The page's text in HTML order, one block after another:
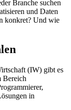
Branche suchen
und Daten
konkret? Und wie
(IW) gibt es
Bereich
in